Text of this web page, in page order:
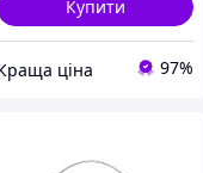
Купити
ціна 97%